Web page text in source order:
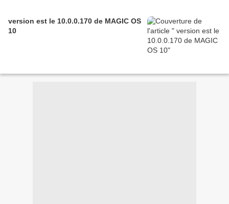
version est le 10.0.0.170 de MAGIC OS
10